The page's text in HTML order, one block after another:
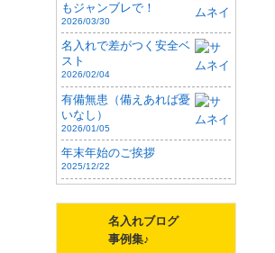
もジャンブレで！
2026/03/30
名入れで差がつく安全ベ
スト
2026/02/04
有備無患（備えあれば憂
いなし）
2026/01/05
年末年始のご挨拶
2025/12/22
名入れブログ
事例集♪